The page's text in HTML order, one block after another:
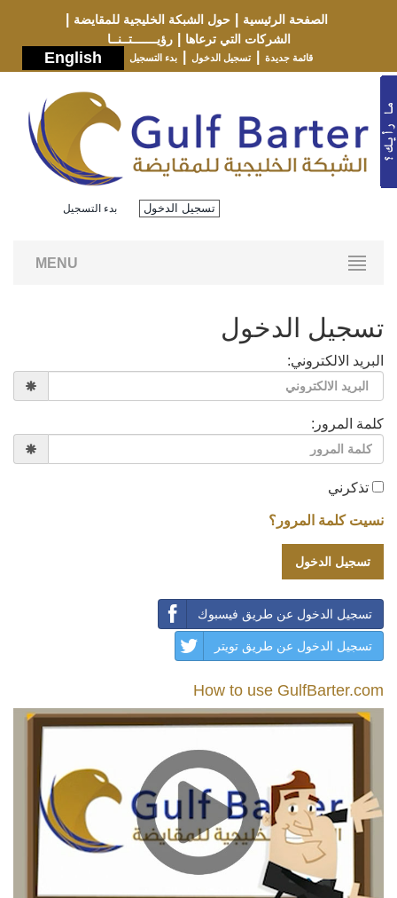
الصفحة الرئيسية حول الشبكة الخليجية للمقايضة
الشركات التي ترعاها رؤيـــــــتــنــا
English قائمة جديدة تسجيل الدخول بدء التسجيل
بدء التسجيل تسجيل الدخول
MENU
تسجيل الدخول
البريد الالكتروني:
كلمة المرور:
تذكرني
نسيت كلمة المرور؟
تسجيل الدخول عن طريق فيسبوك
تسجيل الدخول عن طريق تويتر
How to use GulfBarter.com